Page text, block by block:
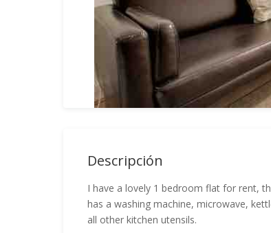
Descripción
I have a lovely 1 bedroom flat for rent,
has a washing machine, microwave,
all other kitchen utensils.